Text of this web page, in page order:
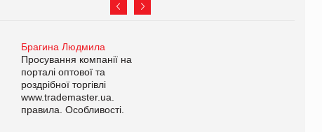
Брагина Людмила
Просування компанії на
порталі оптової та
роздрібної торгівлі
www.trademaster.ua.
правила. Особливості.